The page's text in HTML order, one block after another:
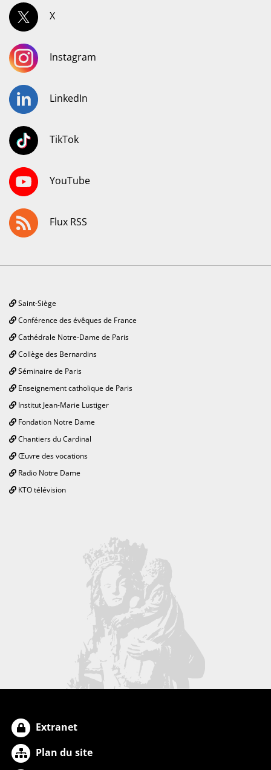
X
Instagram
LinkedIn
TikTok
YouTube
Flux RSS
Saint-Siège
Conférence des évêques de France
Cathédrale Notre-Dame de Paris
Collège des Bernardins
Séminaire de Paris
Enseignement catholique de Paris
Institut Jean-Marie Lustiger
Fondation Notre Dame
Chantiers du Cardinal
Œuvre des vocations
Radio Notre Dame
KTO télévision
Extranet
Plan du site